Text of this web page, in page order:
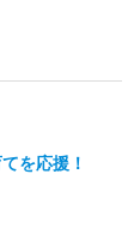
を応援！